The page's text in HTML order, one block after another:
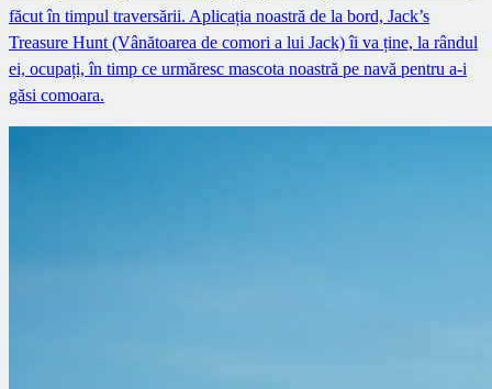
făcut în timpul traversării. Aplicația noastră de la bord, Jack’s
Treasure Hunt (Vânătoarea de comori a lui Jack) îi va ține, la rândul
ei, ocupați, în timp ce urmăresc mascota noastră pe navă pentru a-i
găsi comoara.